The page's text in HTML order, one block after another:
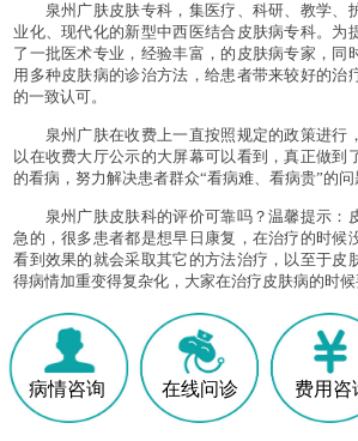
泉州广肤皮肤专科，集医疗、科研、教学、
业化、现代化的新型中西医结合皮肤病专科。为
了一批医术专业，经验丰富，的皮肤病专家，同
用多种皮肤病的诊治方法，给患者带来较好的治
的一致认可。
泉州广肤在收费上一直按照规定的政策进行
以在收费大厅公示的大屏幕可以看到，真正做到
的看病，努力解决患者群众“看病难、看病贵”的问
泉州广肤皮肤科的评价可靠吗？温馨提示：
急的，很多患者都是想早日康复，在治疗的时候
看到效果的就会采取其它的方法治疗，以至于皮
得病情加重变得复杂化，大家在治疗皮肤病的时候
病情咨询 在线问诊 费用咨